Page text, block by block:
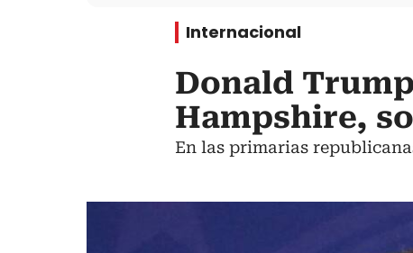
Internacional
Donald
Hampshire,
En las primarias